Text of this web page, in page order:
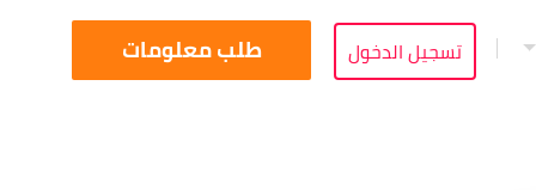
طلب معلومات تسجيل الدخول